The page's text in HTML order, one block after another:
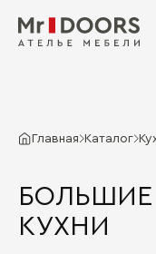
Главная Каталог
КУХНИ